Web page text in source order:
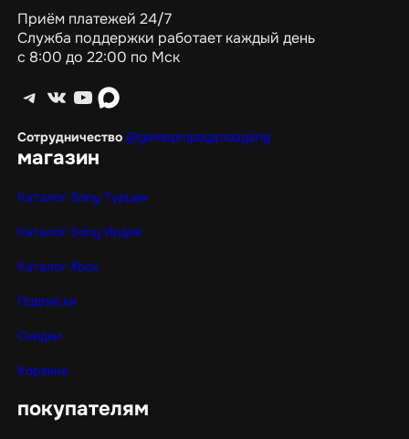
Приём платежей 24/7
Служба поддержки работает каждый день
с 8:00 до 22:00 по Мск
Telegram ВКонтакте YouTube max
Сотрудничество @gamepropagandagang
магазин
Каталог Sony Турция
Каталог Sony Индия
Каталог Xbox
Подписки
Скидки
Корзина
покупателям